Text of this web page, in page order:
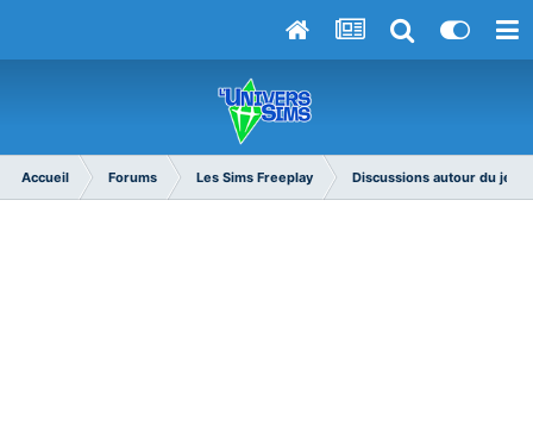
Accueil Forums Les Sims Freeplay Discussions autour du jeu